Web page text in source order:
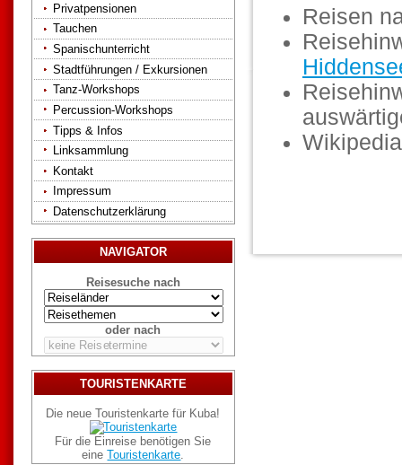
Privatpensionen
Tauchen
Spanischunterricht
Stadtführungen / Exkursionen
Tanz-Workshops
Percussion-Workshops
Tipps & Infos
Linksammlung
Kontakt
Impressum
Datenschutzerklärung
NAVIGATOR
Reisesuche nach
oder nach
TOURISTENKARTE
Die neue Touristenkarte für Kuba!
Für die Einreise benötigen Sie
eineTouristenkarte.
Reisen